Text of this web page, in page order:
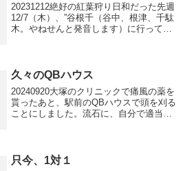
20231212絶好の紅葉狩り日和だった先週
12/7（木）、”谷根千（谷中、根津、千駄
木。やねせんと発音します）に行ってラ
郷にある...
久々のQBハウス
20240920大塚のクリニックで痛風の薬を
貰ったあと、駅前のQBハウスで頭を刈る
ことにしました。流石に、自分で適当に
行くのは、この...
只今、1対１